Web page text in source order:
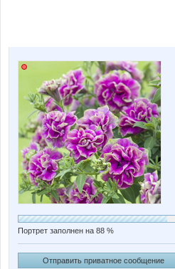
Портрет заполнен на 88 %
Отправить приватное сообщение